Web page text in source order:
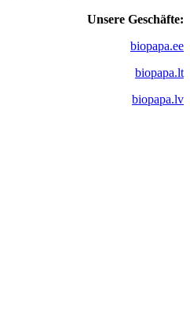
Unsere Geschäfte:
biopapa.ee
biopapa.lt
biopapa.lv